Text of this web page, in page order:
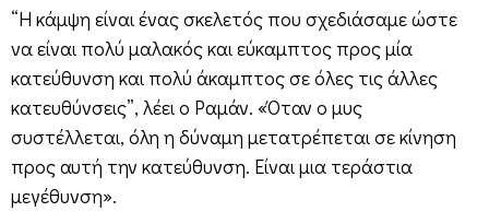
“Η κάμψη είναι ένας σκελετός που σχεδιάσαμε ώστε
να είναι πολύ μαλακός και εύκαμπτος προς μία
κατεύθυνση και πολύ άκαμπτος σε όλες τις άλλες
κατευθύνσεις”, λέει ο Ραμάν. «Όταν ο μυς
συστέλλεται, όλη η δύναμη μετατρέπεται σε κίνηση
προς αυτή την κατεύθυνση. Είναι μια τεράστια
μεγέθυνση».